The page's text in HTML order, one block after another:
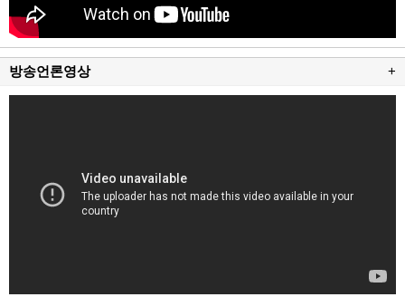
방송언론영상 +